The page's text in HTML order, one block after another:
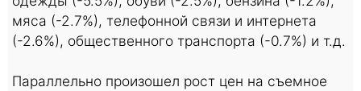
мяса (-2.7%), телефонной связи и интернета
(-2.6%), общественного транспорта (-0.7%) и т.д.
Параллельно произошел рост цен на съемное